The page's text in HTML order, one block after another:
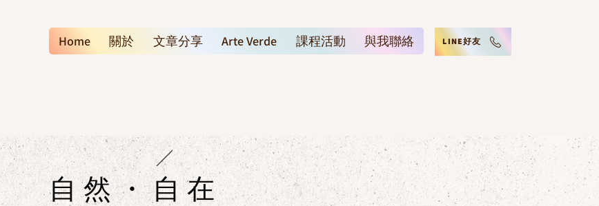
Home 關於 文章分享 Arte Verde 課程活動 與我聯絡 LINE好友
自然・自在